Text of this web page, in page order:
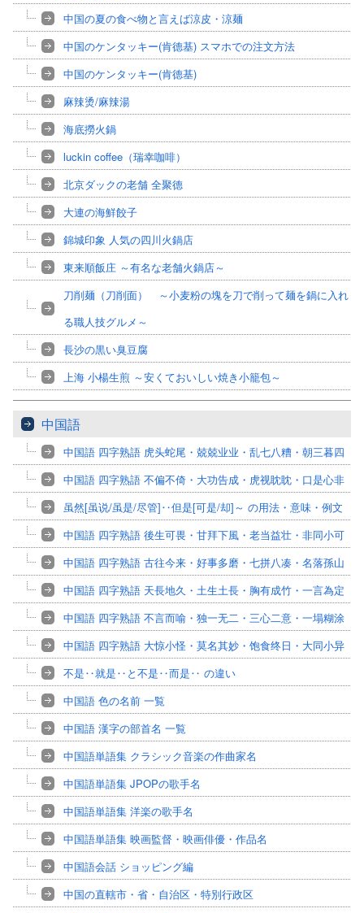
中国の夏の食べ物と言えば涼皮・涼麺
中国のケンタッキー(肯德基) スマホでの注文方法
中国のケンタッキー(肯德基)
麻辣烫/麻辣湯
海底撈火鍋
luckin coffee（瑞幸咖啡）
北京ダックの老舗 全聚德
大連の海鮮餃子
錦城印象 人気の四川火鍋店
東来順飯庄 ～有名な老舗火鍋店～
刀削麺（刀削面） ～小麦粉の塊を刀で削って麺を鍋に入れ
る職人技グルメ～
長沙の黒い臭豆腐
上海 小楊生煎 ～安くておいしい焼き小籠包～
中国語
中国語 四字熟語 虎头蛇尾・兢兢业业・乱七八糟・朝三暮四
中国語 四字熟語 不偏不倚・大功告成・虎视眈眈・口是心非
虽然[虽说/虽是/尽管]‥但是[可是/却]～ の用法・意味・例文
中国語 四字熟語 後生可畏・甘拜下風・老当益壮・非同小可
中国語 四字熟語 古往今来・好事多磨・七拼八凑・名落孫山
中国語 四字熟語 天長地久・土生土長・胸有成竹・一言為定
中国語 四字熟語 不言而喻・独一无二・三心二意・一塌糊涂
中国語 四字熟語 大惊小怪・莫名其妙・饱食终日・大同小异
不是‥就是‥と不是‥而是‥ の違い
中国語 色の名前 一覧
中国語 漢字の部首名 一覧
中国語単語集 クラシック音楽の作曲家名
中国語単語集 JPOPの歌手名
中国語単語集 洋楽の歌手名
中国語単語集 映画監督・映画俳優・作品名
中国語会話 ショッピング編
中国の直轄市・省・自治区・特別行政区